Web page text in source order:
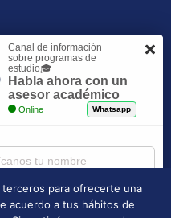
Política de Cookies
para ofrecerte una
acuerdo a tus hábitos de
Canal de información
sobre programas de
estudio🎓
Habla ahora con un
asesor académico
Online Whatsapp